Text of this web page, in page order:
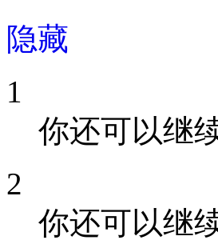
隐藏
1
你还可以继
2
你还可以继